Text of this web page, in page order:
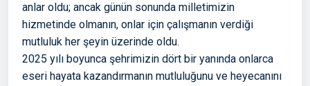
anlar oldu; ancak günün sonunda milletimizin
hizmetinde olmanın, onlar için çalışmanın verdiği
mutluluk her şeyin üzerinde oldu.
2025 yılı boyunca şehrimizin dört bir yanında onlarca
eseri hayata kazandırmanın mutluluğunu ve heyecanını